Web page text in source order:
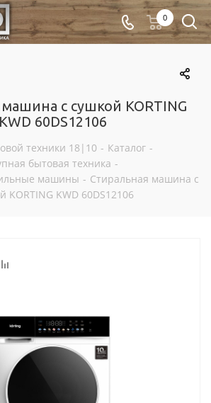
0
с сушкой KORTING
KWD 60DS12106
техники 18|10 - Каталог -
бытовая техника -
машины - Стиральная машина с
KORTING KWD 60DS12106